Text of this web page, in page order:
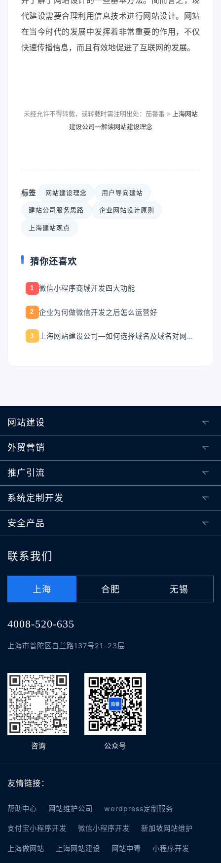
代建设需要合理利用信息技术进行网站设计。网站
在当今时代的发展中发挥着非常重要的作用，不仅
快速传播信息，而且有效地促进了互联网的发展。
未经允许不得转载，或转载时需注明出处：茄番番 »
上海网站
建设公司—解读网站建设理念
标签 网站建设理念 用户导向建站
建站公司服务思路 企业网站设计原则
上海建站观点
猜你还喜欢
1 微信小程序商城开发四大功能
2 企业为何做微信开发之后怎么运营好
3 上海网站建设公司—如何选择域名及域名对网站的影响
网站建设
外贸营销
推广引流
系统定制开发
安全产品
联系我们
上海 合肥 无锡
4008-520-635
上海市普陀区白兰路137号21-23层
咨询 公众号
友情链接：
帮助中心 网站维护公司 wordpress定制服务
支付宝小程序开发 微信小程序开发 新加坡网站维护
上海做网站 上海网站建设 网站中毒 小程序开发